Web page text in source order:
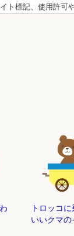
標記、使用許可
トロッコ
いいクマの